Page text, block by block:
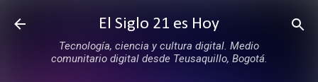
Ir al contenido principal
El Siglo 21 es Hoy
Tecnología, ciencia y cultura digital. Medio
comunitario digital desde Teusaquillo, Bogotá.